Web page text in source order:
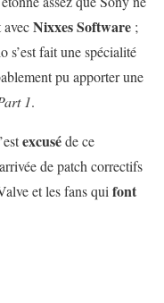
avecNixxes Software ;
s’est fait une spécialité
pu apporter une
1.
excuséde ce
de patch correctifs
et les fans qui font